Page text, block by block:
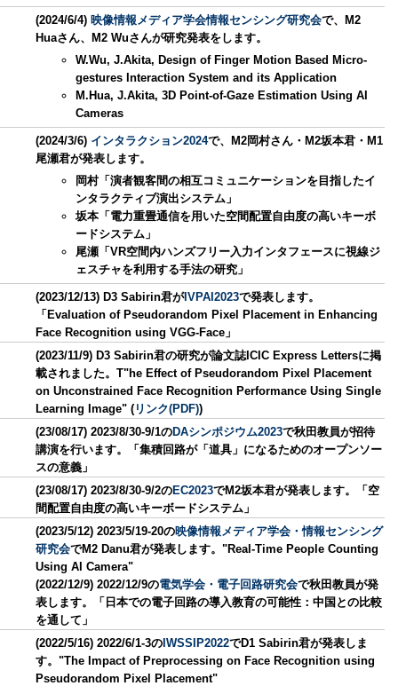
(2024/6/4) 映像情報メディア学会情報センシング研究会で、M2
Huaさん、M2 Wuさんが研究発表をします。
W.Wu, J.Akita, Design of Finger Motion Based Micro-
gestures Interaction System and its Application
M.Hua, J.Akita, 3D Point-of-Gaze Estimation Using AI
Cameras
(2024/3/6) インタラクション2024で、M2岡村さん・M2坂本君・M1
尾瀬君が発表します。
岡村「演者観客間の相互コミュニケーションを目指したイ
ンタラクティブ演出システム」
坂本「電力重畳通信を用いた空間配置自由度の高いキーボ
ードシステム」
尾瀬「VR空間内ハンズフリー入力インタフェースに視線ジ
ェスチャを利用する手法の研究」
(2023/12/13) D3 Sabirin君がIVPAI2023で発表します。
「Evaluation of Pseudorandom Pixel Placement in Enhancing
Face Recognition using VGG-Face」
(2023/11/9) D3 Sabirin君の研究が論文誌ICIC Express Lettersに掲
載されました。T"he Effect of Pseudorandom Pixel Placement
on Unconstrained Face Recognition Performance Using Single
Learning Image" ( リンク(PDF))
(23/08/17) 2023/8/30-9/1のDAシンポジウム2023で秋田教員が招待
講演を行います。「集積回路が「道具」になるためのオープンソー
スの意義」
(23/08/17) 2023/8/30-9/2のEC2023でM2坂本君が発表します。「空
間配置自由度の高いキーボードシステム」
(2023/5/12) 2023/5/19-20の映像情報メディア学会・情報センシング
研究会でM2 Danu君が発表します。"Real-Time People Counting
Using AI Camera"
(2022/12/9) 2022/12/9の電気学会・電子回路研究会で秋田教員が発
表します。「日本での電子回路の導入教育の可能性：中国との比較
を通して」
(2022/5/16) 2022/6/1-3の IWSSIP2022でD1 Sabirin君が発表しま
す。"The Impact of Preprocessing on Face Recognition using
Pseudorandom Pixel Placement"